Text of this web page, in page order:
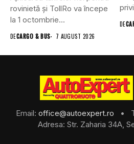
rovinietă și TollRo va începe
la 1 octombrie...
DECARGO & BUS 7 AUGUST 2026
DE
Email: office@autoexpert.ro •
Adresa: Str. Zaharia 34A,